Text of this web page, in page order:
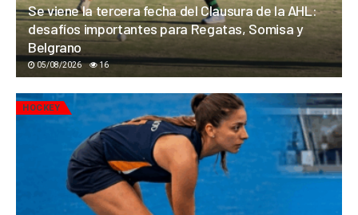
Se viene la tercera fecha del Clausura de la AHL:
desafíos importantes para Regatas, Somisa y
Belgrano
05/08/2026 16
HOCKEY